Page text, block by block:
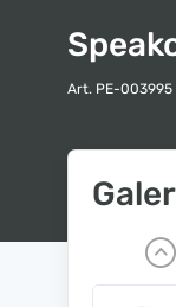
Art. PE-003995
P
r